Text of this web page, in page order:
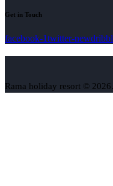
Get in Touch
facebook-1twitter-new
Rama holiday resort ©